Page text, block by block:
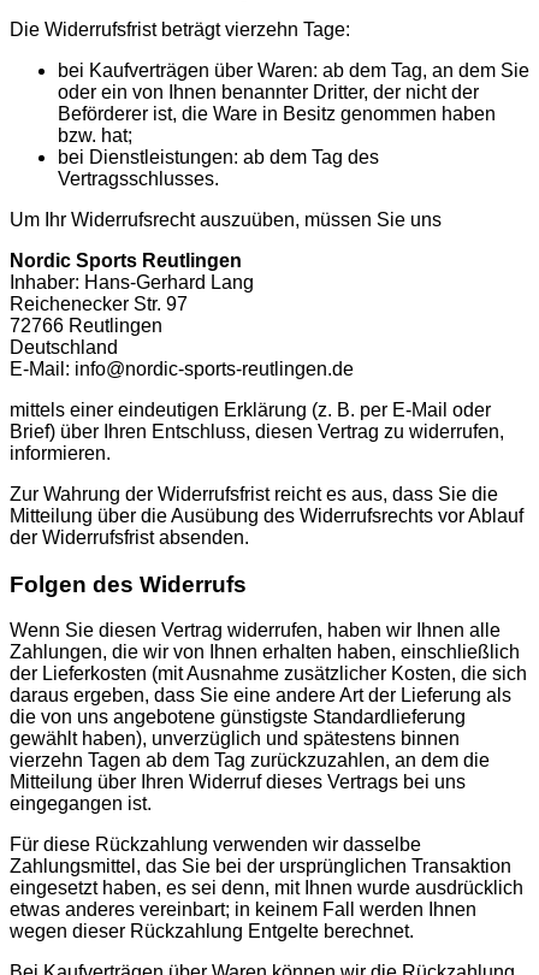
Die Widerrufsfrist beträgt vierzehn Tage:
bei Kaufverträgen über Waren: ab dem Tag, an dem Sie
oder ein von Ihnen benannter Dritter, der nicht der
Beförderer ist, die Ware in Besitz genommen haben
bzw. hat;
bei Dienstleistungen: ab dem Tag des
Vertragsschlusses.
Um Ihr Widerrufsrecht auszuüben, müssen Sie uns
Nordic Sports Reutlingen
Inhaber: Hans-Gerhard Lang
Reichenecker Str. 97
72766 Reutlingen
Deutschland
E-Mail: info@nordic-sports-reutlingen.de
mittels einer eindeutigen Erklärung (z. B. per E-Mail oder
Brief) über Ihren Entschluss, diesen Vertrag zu widerrufen,
informieren.
Zur Wahrung der Widerrufsfrist reicht es aus, dass Sie die
Mitteilung über die Ausübung des Widerrufsrechts vor Ablauf
der Widerrufsfrist absenden.
Folgen des Widerrufs
Wenn Sie diesen Vertrag widerrufen, haben wir Ihnen alle
Zahlungen, die wir von Ihnen erhalten haben, einschließlich
der Lieferkosten (mit Ausnahme zusätzlicher Kosten, die sich
daraus ergeben, dass Sie eine andere Art der Lieferung als
die von uns angebotene günstigste Standardlieferung
gewählt haben), unverzüglich und spätestens binnen
vierzehn Tagen ab dem Tag zurückzuzahlen, an dem die
Mitteilung über Ihren Widerruf dieses Vertrags bei uns
eingegangen ist.
Für diese Rückzahlung verwenden wir dasselbe
Zahlungsmittel, das Sie bei der ursprünglichen Transaktion
eingesetzt haben, es sei denn, mit Ihnen wurde ausdrücklich
etwas anderes vereinbart; in keinem Fall werden Ihnen
wegen dieser Rückzahlung Entgelte berechnet.